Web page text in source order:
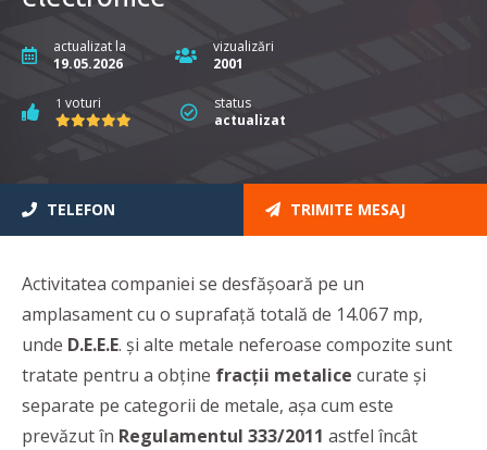
actualizat la
19.05.2026
vizualizări
2001
1 voturi
status
actualizat
TELEFON TRIMITE MESAJ
Activitatea companiei se desfășoară pe un
amplasament cu o suprafață totală de 14.067 mp,
unde D.E.E.E. și alte metale neferoase compozite sunt
tratate pentru a obține fracții metalice curate și
separate pe categorii de metale, așa cum este
prevăzut în Regulamentul 333/2011 astfel încât